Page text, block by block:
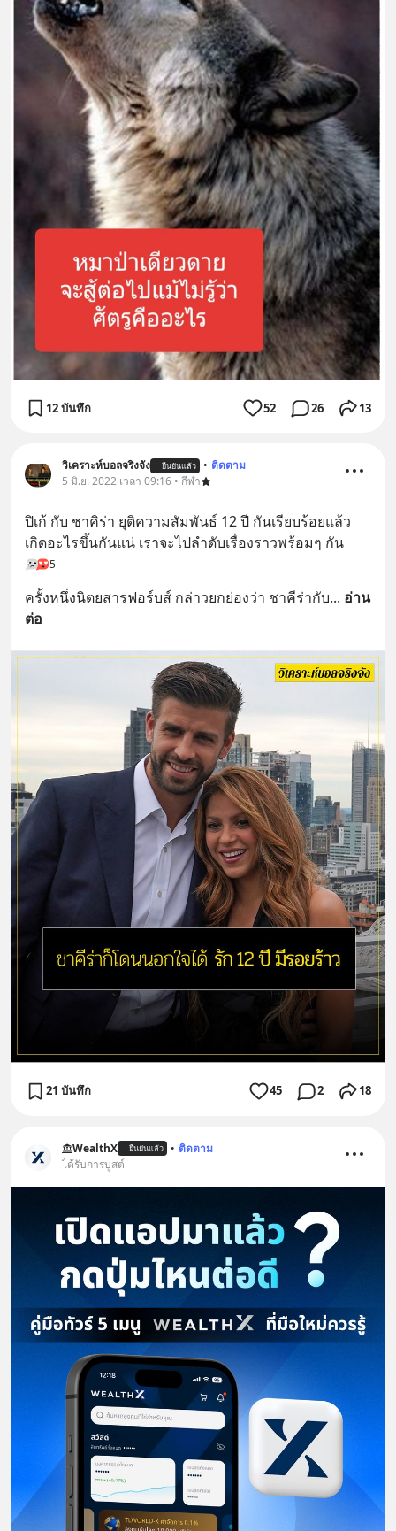
12 บันทึก 52 26 13
วิเคราะห์บอลจริงจัง ยืนยันแล้ว • ติดตาม
5 มิ.ย. 2022 เวลา 09:16 • กีฬา
ปิเก้ กับ ชาคิร่า ยุติความสัมพันธ์ 12 ปี กันเรียบร้อยแล้ว
เกิดอะไรขึ้นกันแน่ เราจะไปลำดับเรื่องราวพร้อมๆ กัน
5
ครั้งหนึ่งนิตยสารฟอร์บส์ กล่าวยกย่องว่า ชาคีร่ากับ... อ่าน
ต่อ
21 บันทึก 45 2 18
WealthX ยืนยันแล้ว • ติดตาม
ได้รับการบูสต์